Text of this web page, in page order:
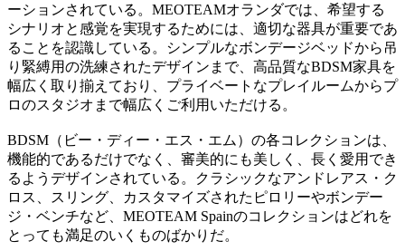
ーションされている。MEOTEAMオランダでは、希望する
シナリオと感覚を実現するためには、適切な器具が重要であ
ることを認識している。シンプルなボンデージベッドから吊
り緊縛用の洗練されたデザインまで、高品質なBDSM家具を
幅広く取り揃えており、プライベートなプレイルームからプ
ロのスタジオまで幅広くご利用いただける。
BDSM（ビー・ディー・エス・エム）の各コレクションは、
機能的であるだけでなく、審美的にも美しく、長く愛用でき
るようデザインされている。クラシックなアンドレアス・ク
ロス、スリング、カスタマイズされたピロリーやボンデー
ジ・ベンチなど、MEOTEAM Spainのコレクションはどれを
とっても満足のいくものばかりだ。